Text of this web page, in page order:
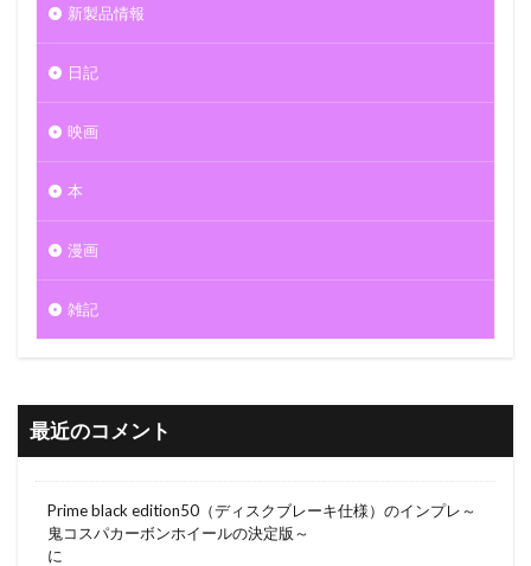
新製品情報
日記
映画
本
漫画
雑記
最近のコメント
Prime black edition50（ディスクブレーキ仕様）のインプレ～
鬼コスパカーボンホイールの決定版～
に